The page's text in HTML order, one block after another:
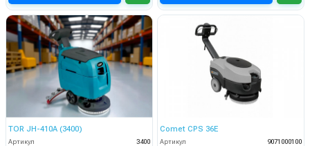
TOR JH-410A (3400)
Артикул
3400
Comet CPS 36E
Артикул
9071000100